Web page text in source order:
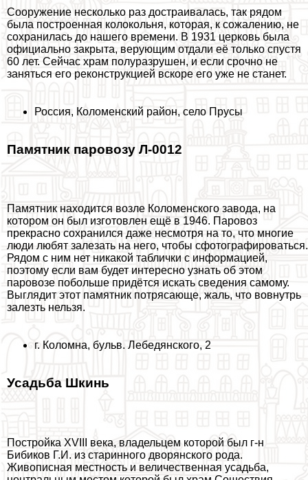
Сооружение несколько раз достраивалась, так рядом
была построенная колокольня, которая, к сожалению, не
сохранилась до нашего времени. В 1931 церковь была
официально закрыта, верующим отдали её только спустя
60 лет. Сейчас храм полуразрушен, и если срочно не
заняться его реконструкцией вскоре его уже не станет.
Россия, Коломенский район, село Прусы
Памятник паровозу Л-0012
Памятник находится возле Коломенского завода, на
котором он был изготовлен ещё в 1946. Паровоз
прекрасно сохранился даже несмотря на то, что многие
люди любят залезать на него, чтобы сфотографироваться.
Рядом с ним нет никакой таблички с информацией,
поэтому если вам будет интересно узнать об этом
паровозе побольше придётся искать сведения самому.
Выглядит этот памятник потрясающе, жаль, что вовнутрь
залезть нельзя.
г. Коломна, бульв. Лебедянского, 2
Усадьба Шкинь
Постройка XVIII века, владельцем которой был г-н
Бибиков Г.И. из старинного дворянского рода.
Живописная местность и величественная усадьба,